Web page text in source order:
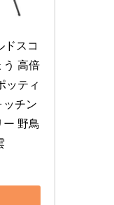
ドスコ
う 高倍
ッティ
ッチン
ー 野鳥